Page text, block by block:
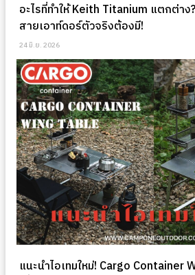
อะไรที่ทำให้ Keith Titanium แตกต่าง
สายเอาท์ดอร์ตัวจริงต้องมี!
24 มิ.ย. 2026
แนะนำไอเทมใหม่! Cargo Container